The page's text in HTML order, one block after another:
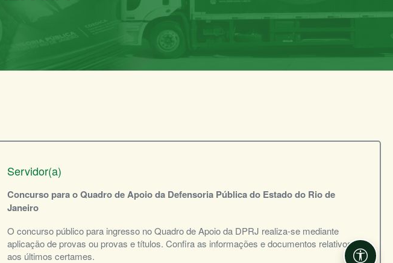
Servidor(a)
Concurso para o Quadro de Apoio da Defensoria Pública do Estado do Rio de
Janeiro
O concurso público para ingresso no Quadro de Apoio da DPRJ realiza-se mediante
aplicação de provas ou provas e títulos. Confira as informações e documentos relativos
aos últimos certames.